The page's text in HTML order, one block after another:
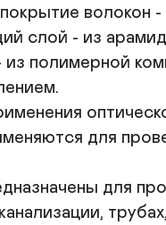
волокон
слой - из
полимерной
для
для